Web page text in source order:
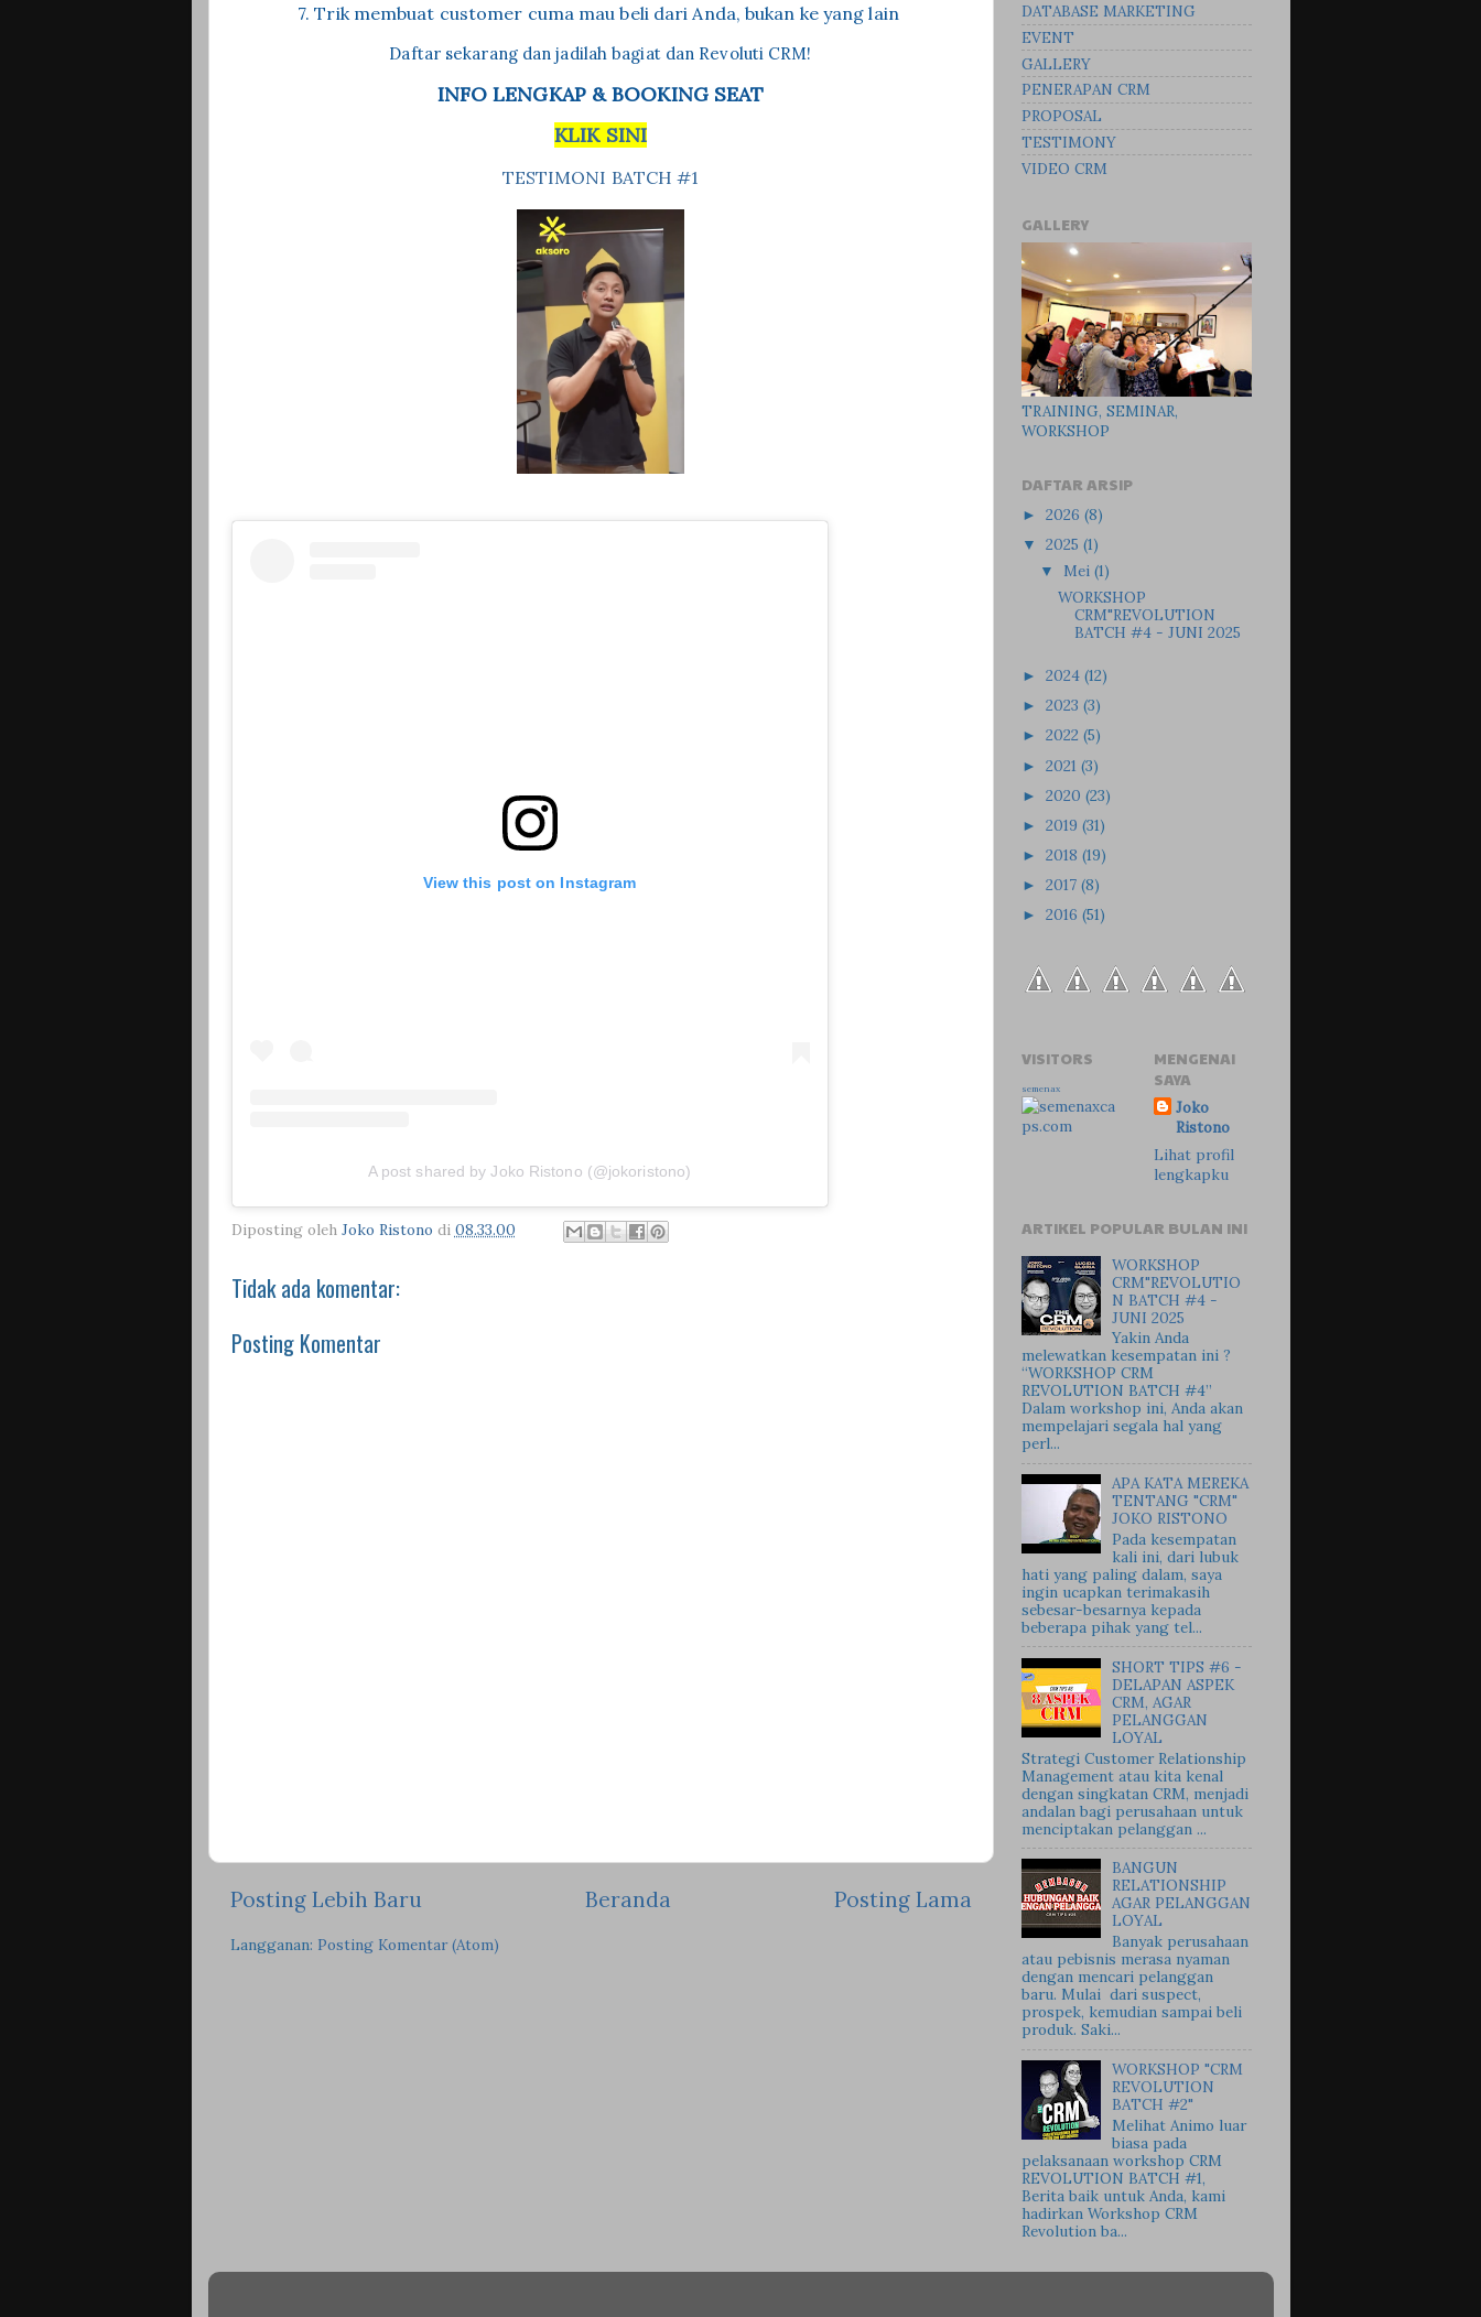
7. Trik membuat customer cuma mau beli dari Anda, bukan ke yang lain
Daftar sekarang dan jadilah bagiat dan Revoluti CRM!
INFO LENGKAP & BOOKING SEAT
KLIK SINI
TESTIMONI BATCH #1
View this post on Instagram
A post shared by Joko Ristono (@jokoristono)
Diposting oleh Joko Ristono di 08.33.00
Tidak ada komentar:
Posting Komentar
Posting Lebih Baru Posting Lama
Beranda
Langganan: Posting Komentar (Atom)
DATABASE MARKETING
EVENT
GALLERY
PENERAPAN CRM
PROPOSAL
TESTIMONY
VIDEO CRM
GALLERY
TRAINING, SEMINAR,
WORKSHOP
DAFTAR ARSIP
► 2026 (8)
▼ 2025 (1)
▼ Mei (1)
WORKSHOP
CRM"REVOLUTION
BATCH #4 - JUNI 2025
► 2024 (12)
► 2023 (3)
► 2022 (5)
► 2021 (3)
► 2020 (23)
► 2019 (31)
► 2018 (19)
► 2017 (8)
► 2016 (51)
VISITORS
semenax
MENGENAI
SAYA
Joko
Ristono
Lihat profil
lengkapku
ARTIKEL POPULAR BULAN INI
WORKSHOP
CRM"REVOLUTIO
N BATCH #4 -
JUNI 2025
Yakin Anda
melewatkan kesempatan ini ?
“WORKSHOP CRM
REVOLUTION BATCH #4”
Dalam workshop ini, Anda akan
mempelajari segala hal yang
perl...
APA KATA MEREKA
TENTANG "CRM"
JOKO RISTONO
Pada kesempatan
kali ini, dari lubuk
hati yang paling dalam, saya
ingin ucapkan terimakasih
sebesar-besarnya kepada
beberapa pihak yang tel...
SHORT TIPS #6 -
DELAPAN ASPEK
CRM, AGAR
PELANGGAN
LOYAL
Strategi Customer Relationship
Management atau kita kenal
dengan singkatan CRM, menjadi
andalan bagi perusahaan untuk
menciptakan pelanggan ...
BANGUN
RELATIONSHIP
AGAR PELANGGAN
LOYAL
Banyak perusahaan
atau pebisnis merasa nyaman
dengan mencari pelanggan
baru. Mulai dari suspect,
prospek, kemudian sampai beli
produk. Saki...
WORKSHOP "CRM
REVOLUTION
BATCH #2"
Melihat Animo luar
biasa pada
pelaksanaan workshop CRM
REVOLUTION BATCH #1,
Berita baik untuk Anda, kami
hadirkan Workshop CRM
Revolution ba...